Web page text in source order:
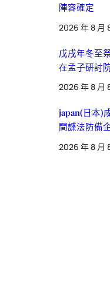
陣容確定
2026 年 8 月
戊戌年冬至
在孟子研討
2026 年 8 月
japan(日本)
間諜法防備
2026 年 8 月